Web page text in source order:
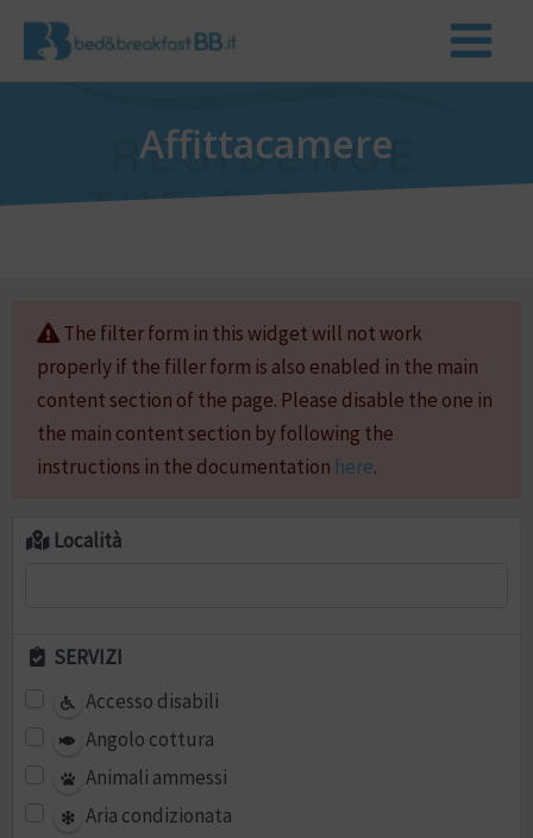
Affittacamere
The filter form in this widget will not work
properly if the filler form is also enabled in the main
content section of the page. Please disable the one in
the main content section by following the
instructions in the documentation here.
Località
SERVIZI
Accesso disabili
Angolo cottura
Animali ammessi
Aria condizionata